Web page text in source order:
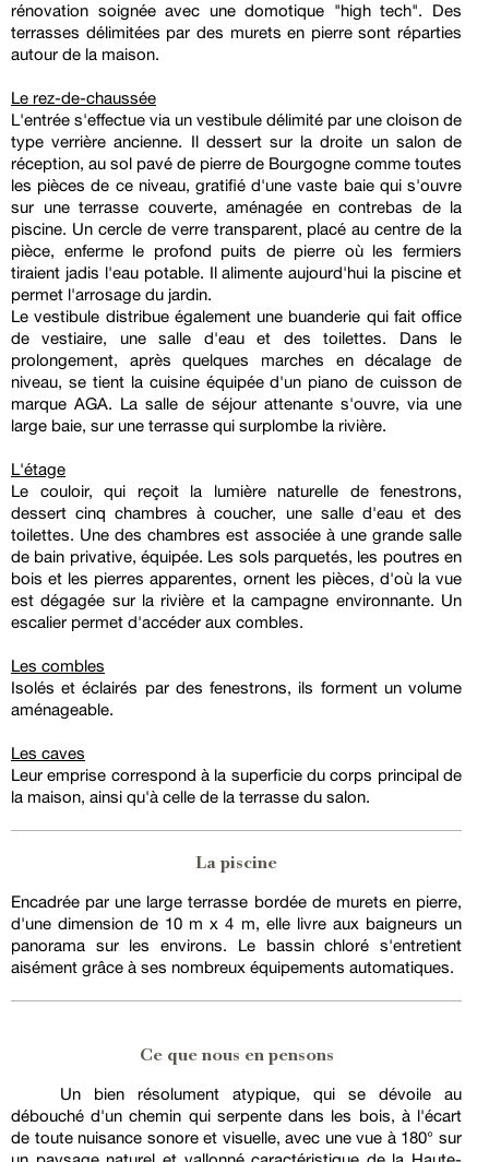
rénovation soignée avec une domotique "high tech". Des
terrasses délimitées par des murets en pierre sont réparties
autour de la maison.
Le rez-de-chaussée
L'entrée s'effectue via un vestibule délimité par une cloison de
type verrière ancienne. Il dessert sur la droite un salon de
réception, au sol pavé de pierre de Bourgogne comme toutes
les pièces de ce niveau, gratifié d'une vaste baie qui s'ouvre
sur une terrasse couverte, aménagée en contrebas de la
piscine. Un cercle de verre transparent, placé au centre de la
pièce, enferme le profond puits de pierre où les fermiers
tiraient jadis l'eau potable. Il alimente aujourd'hui la piscine et
permet l'arrosage du jardin.
Le vestibule distribue également une buanderie qui fait office
de vestiaire, une salle d'eau et des toilettes. Dans le
prolongement, après quelques marches en décalage de
niveau, se tient la cuisine équipée d'un piano de cuisson de
marque AGA. La salle de séjour attenante s'ouvre, via une
large baie, sur une terrasse qui surplombe la rivière.
L'étage
Le couloir, qui reçoit la lumière naturelle de fenestrons,
dessert cinq chambres à coucher, une salle d'eau et des
toilettes. Une des chambres est associée à une grande salle
de bain privative, équipée. Les sols parquetés, les poutres en
bois et les pierres apparentes, ornent les pièces, d'où la vue
est dégagée sur la rivière et la campagne environnante. Un
escalier permet d'accéder aux combles.
Les combles
Isolés et éclairés par des fenestrons, ils forment un volume
aménageable.
Les caves
Leur emprise correspond à la superficie du corps principal de
la maison, ainsi qu'à celle de la terrasse du salon.
La piscine
Encadrée par une large terrasse bordée de murets en pierre,
d'une dimension de 10 m x 4 m, elle livre aux baigneurs un
panorama sur les environs. Le bassin chloré s'entretient
aisément grâce à ses nombreux équipements automatiques.
Ce que nous en pensons
Un bien résolument atypique, qui se dévoile au
débouché d'un chemin qui serpente dans les bois, à l'écart
de toute nuisance sonore et visuelle, avec une vue à 180° sur